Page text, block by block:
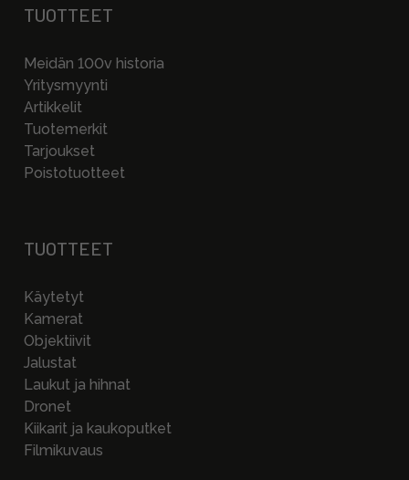
TUOTTEET
Meidän 100v historia
Yritysmyynti
Artikkelit
Tuotemerkit
Tarjoukset
Poistotuotteet
TUOTTEET
Käytetyt
Kamerat
Objektiivit
Jalustat
Laukut ja hihnat
Dronet
Kiikarit ja kaukoputket
Filmikuvaus